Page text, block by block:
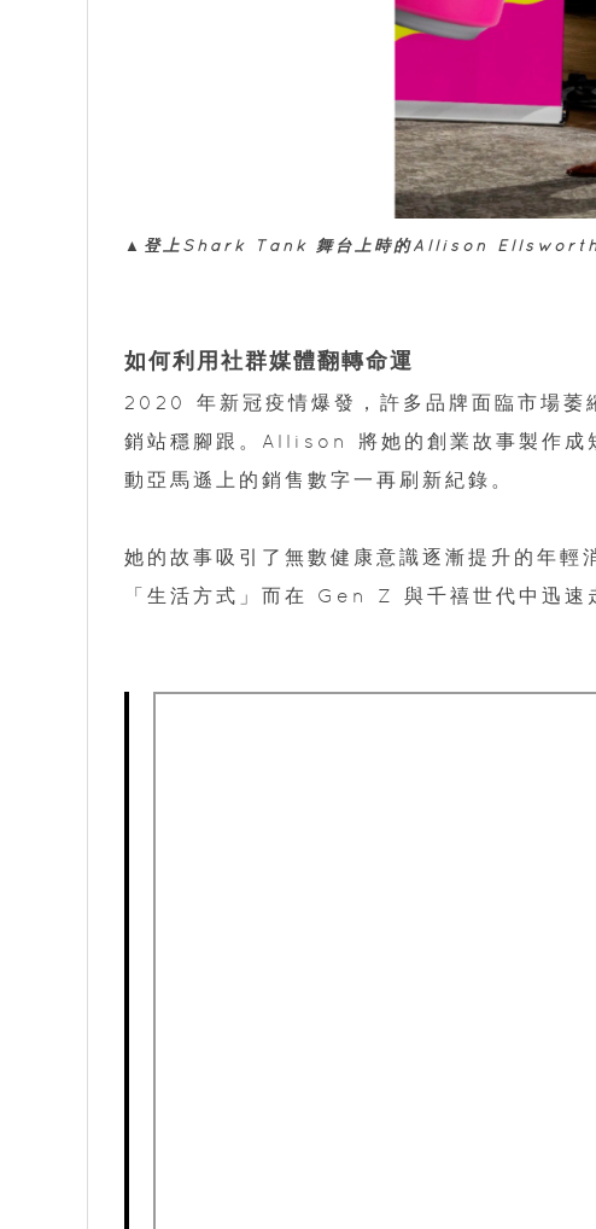
▲登上Shark Tank 舞台上時的Allison Ellsworth
如何利用社群媒體翻轉命運
2020 年新冠疫情爆發，許多品牌面臨市場
銷站穩腳跟。Allison 將她的創業故事製作成
動亞馬遜上的銷售數字一再刷新紀錄。
她的故事吸引了無數健康意識逐漸提升的年
「生活方式」而在 Gen Z 與千禧世代中迅速